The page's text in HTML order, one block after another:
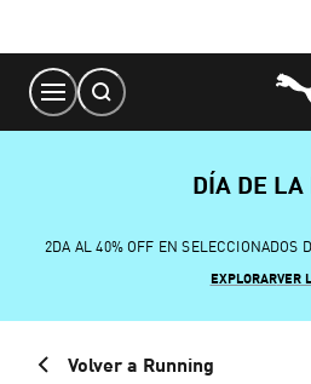
Content
DÍA DE LA
2DA AL 40% OFF EN SELECCIONADOS
EXPLORARVER
Volver a Running